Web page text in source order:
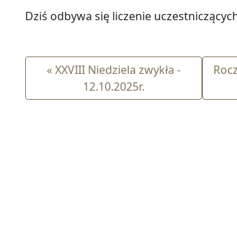
Dziś odbywa się liczenie
« XXVIII Niedziela zwykła -
12.10.2025r.